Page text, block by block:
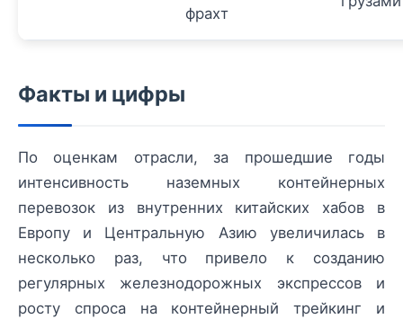
фрахт
Факты и цифры
По оценкам отрасли, за прошедшие годы
интенсивность наземных контейнерных
перевозок из внутренних китайских хабов в
Европу и Центральную Азию увеличилась в
несколько раз, что привело к созданию
регулярных железнодорожных экспрессов и
росту спроса на контейнерный трейкинг и